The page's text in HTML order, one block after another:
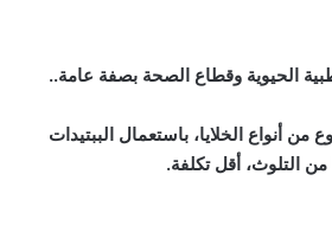
الحيوية وقطاع الصحة بصفة عامة..
أنواع الخلايا، باستعمال الببتيدات
التلوث، أقل تكلفة.